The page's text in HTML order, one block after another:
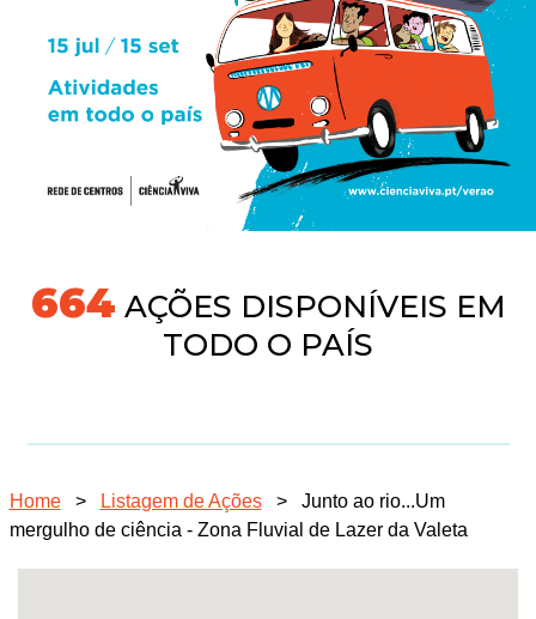
704 AÇÕES DISPONÍVEIS EM
TODO O PAÍS
Home > Listagem de Ações >
Junto ao rio...Um
mergulho de ciência - Zona Fluvial de Lazer da Valeta